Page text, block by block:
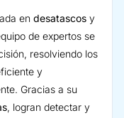
en desatascos y
de expertos se
resolviendo los
y
Gracias a su
, logran detectar y